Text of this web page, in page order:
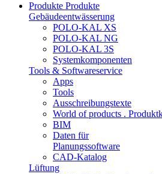
Produkte Produkte
Gebäudeentwässerung
POLO-KAL XS
POLO-KAL NG
POLO-KAL 3S
Systemkomponenten
Tools & Softwareservice
Apps
Tools
Ausschreibungstexte
World of products .
BIM
Daten für
Planungssoftware
CAD-Katalog
Lüftung